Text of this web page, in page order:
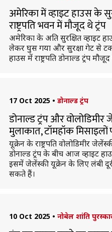
अमेरिका में व्हाइट हाउस के
राष्ट्रपति भवन में मौजूद थे ट्रंप
अमेरिका के अति सुरक्षित व्हाइट
लेकर घुस गया और सुरक्षा गेट से
हाउस में राष्ट्रपति डोनाल्ड ट्रंप
17 Oct 2025 • डोनाल्ड ट्रंप
डोनाल्ड ट्रंप और
मुलाकात, टॉमहॉक मिसाइलों
यूक्रेन के राष्ट्रपति वोलोडिमीर
डोनाल्ड ट्रंप के बीच आज व्हाइट
इसमें जेलेंस्की यूक्रेन के लिए लंबी
सकते हैं।
10 Oct 2025 • नोबेल शांति